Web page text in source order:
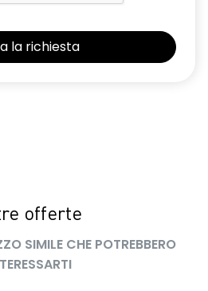
frameless
riscaldabili e ripiegabili
pneumatici indiretto
attiva con riconoscimento
offerte
SIMILE CHE POTREBBERO